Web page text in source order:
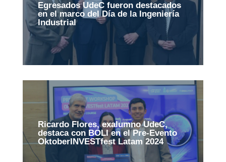
Egresados UdeC fueron destacados
en el marco del Día de la Ingeniería
Industrial
Ricardo Flores, exalumno UdeC,
destaca con BOLI en el Pre-Evento
OktoberINVESTfest Latam 2024